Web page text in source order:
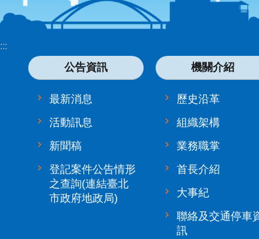
:::
公告資訊
最新消息
活動訊息
新聞稿
登記案件公告情形
之查詢(連結臺北
市政府地政局)
機關介紹
歷史沿革
組織架構
業務職掌
首長介紹
大事紀
聯絡及交通停車
訊